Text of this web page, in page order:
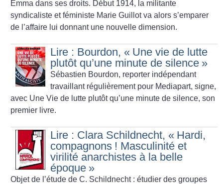
Emma dans ses droits. Début 1914, la militante
syndicaliste et féministe Marie Guillot va alors s’emparer
de l’affaire lui donnant une nouvelle dimension.
Lire : Bourdon, « Une vie de lutte
plutôt qu’une minute de silence »
Sébastien Bourdon, reporter indépendant
travaillant régulièrement pour Mediapart, signe,
avec Une Vie de lutte plutôt qu’une minute de silence, son
premier livre.
Lire : Clara Schildnecht, « Hardi,
compagnons ! Masculinité et
virilité anarchistes à la belle
époque »
Objet de l’étude de C. Schildnecht : étudier des groupes